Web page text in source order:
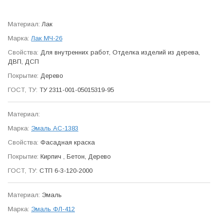
Лак
Лак МЧ-26
Для внутренних работ, Отделка изделий из дерева,
ДВП, ДСП
Дерево
ТУ 2311-001-05015319-95
Эмаль АС-1383
Фасадная краска
Кирпич , Бетон, Дерево
СТП 6-3-120-2000
Эмаль
Эмаль ФЛ-412